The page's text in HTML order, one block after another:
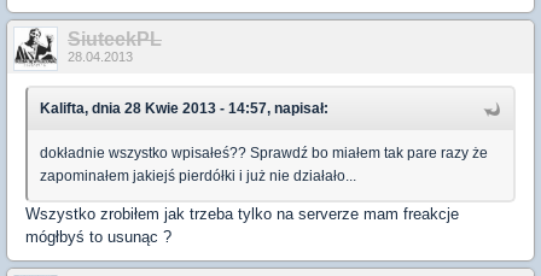
SiuteekPL
28.04.2013
Kalifta, dnia 28 Kwie 2013 - 14:57, napisał:
dokładnie wszystko wpisałeś?? Sprawdź bo miałem tak pare razy że
zapominałem jakiejś pierdółki i już nie działało...
Wszystko zrobiłem jak trzeba tylko na serverze mam freakcje
mógłbyś to usunąc ?